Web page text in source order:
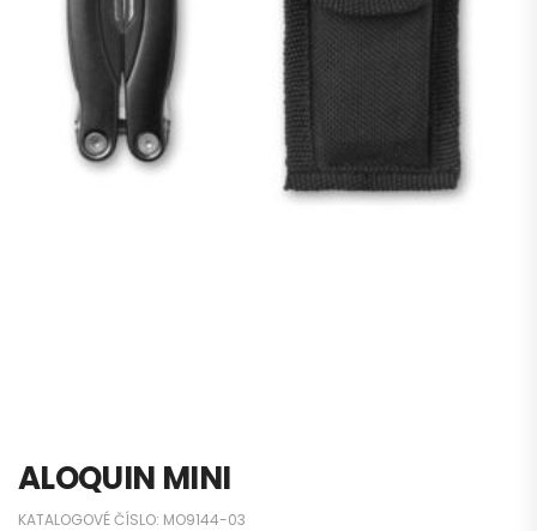
ALOQUIN MINI
KATALOGOVÉ ČÍSLO: MO9144-03